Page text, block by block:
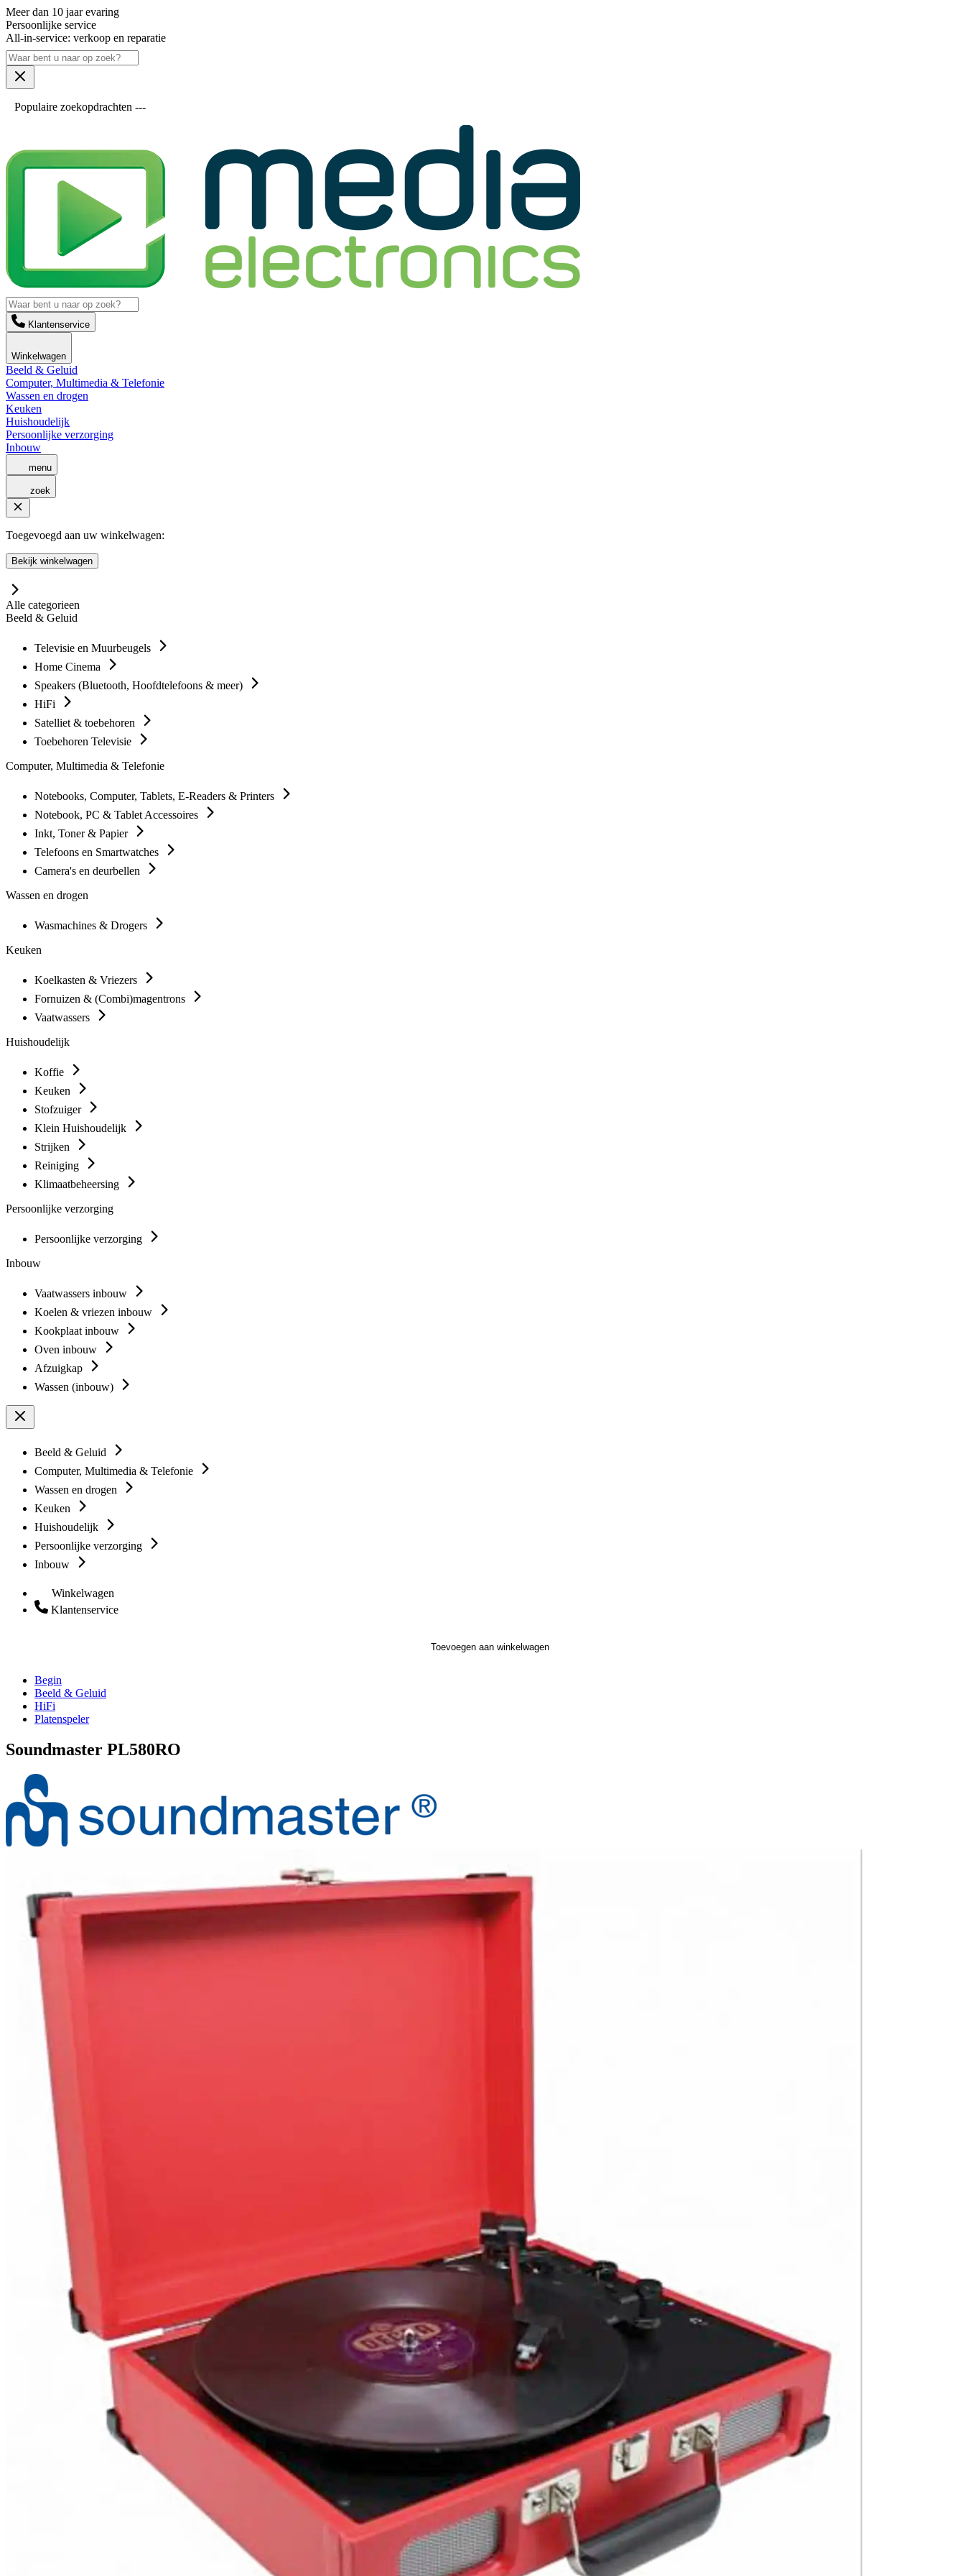
Meer dan 10 jaar evaring
Persoonlijke service
All-in-service: verkoop en reparatie
Populaire zoekopdrachten ---
Klantenservice
Winkelwagen
Beeld & Geluid
Computer, Multimedia & Telefonie
Wassen en drogen
Keuken
Huishoudelijk
Persoonlijke verzorging
Inbouw
menu
zoek
Toegevoegd aan uw winkelwagen:
Bekijk winkelwagen
Alle categorieen
Beeld & Geluid
Televisie en Muurbeugels
Home Cinema
Speakers (Bluetooth, Hoofdtelefoons & meer)
HiFi
Satelliet & toebehoren
Toebehoren Televisie
Computer, Multimedia & Telefonie
Notebooks, Computer, Tablets, E-Readers & Printers
Notebook, PC & Tablet Accessoires
Inkt, Toner & Papier
Telefoons en Smartwatches
Camera's en deurbellen
Wassen en drogen
Wasmachines & Drogers
Keuken
Koelkasten & Vriezers
Fornuizen & (Combi)magentrons
Vaatwassers
Huishoudelijk
Koffie
Keuken
Stofzuiger
Klein Huishoudelijk
Strijken
Reiniging
Klimaatbeheersing
Persoonlijke verzorging
Persoonlijke verzorging
Inbouw
Vaatwassers inbouw
Koelen & vriezen inbouw
Kookplaat inbouw
Oven inbouw
Afzuigkap
Wassen (inbouw)
Beeld & Geluid
Computer, Multimedia & Telefonie
Wassen en drogen
Keuken
Huishoudelijk
Persoonlijke verzorging
Inbouw
Winkelwagen
Klantenservice
Toevoegen aan winkelwagen
Begin
Beeld & Geluid
HiFi
Platenspeler
Soundmaster PL580RO